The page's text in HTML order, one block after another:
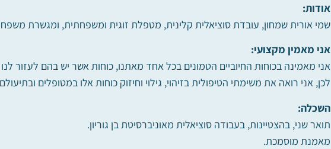
אודות:
שמי אורית שמחון, עובדת סוציאלית קלינית, מטפלת זוגית ומשפחתית, ומגשרת
אני מאמין מקצועי:
אני מאמינה בכוחות החיוביים הטמונים בכל אחד מאתנו, כוחות אשר יש בהם לעזור
לכן, אני רואה את משימתי הטיפולית בזיהוי, גילוי וחיזוק כוחות אלו במטופלים
השכלה:
תואר שני, בהצטיינות, בעבודה סוציאלית מאוניברסיטת בן גוריון.
מאמנת מוסמכת.